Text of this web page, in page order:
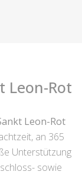
Leon-Rot
Leon-Rot
an 365
Unterstützung
sowie